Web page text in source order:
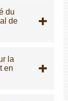
du
de
la
en